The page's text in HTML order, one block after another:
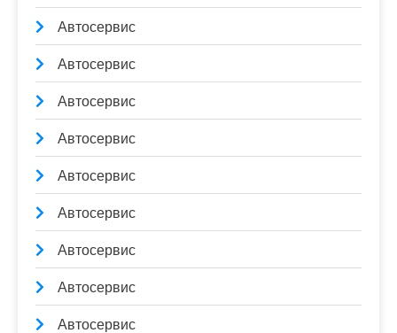
Автосервис
Автосервис
Автосервис
Автосервис
Автосервис
Автосервис
Автосервис
Автосервис
Автосервис